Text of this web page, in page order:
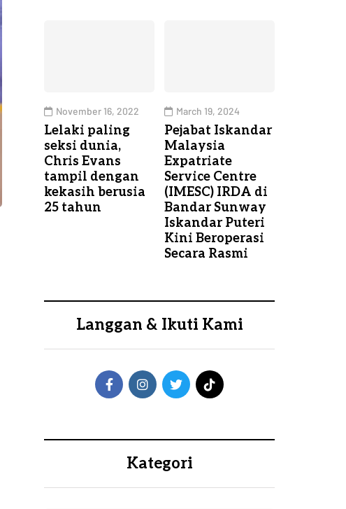
November 16, 2022
Lelaki paling
seksi dunia,
Chris Evans
tampil dengan
kekasih berusia
25 tahun
March 19, 2024
Pejabat Iskandar
Malaysia
Expatriate
Service Centre
(IMESC) IRDA di
Bandar Sunway
Iskandar Puteri
Kini Beroperasi
Secara Rasmi
Langgan & Ikuti Kami
Kategori